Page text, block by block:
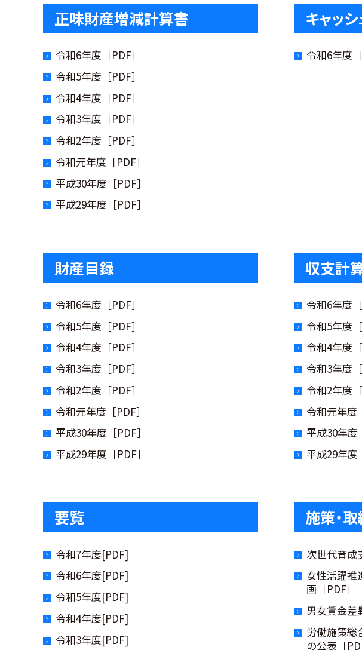
正味財産増減計算書
令和6年度［PDF］
令和5年度［PDF］
令和4年度［PDF］
令和3年度［PDF］
令和2年度［PDF］
令和元年度［PDF］
平成30年度［PDF］
平成29年度［PDF］
キャッ
令和6年度［
財産目録
令和6年度［PDF］
令和5年度［PDF］
令和4年度［PDF］
令和3年度［PDF］
令和2年度［PDF］
令和元年度［PDF］
平成30年度［PDF］
平成29年度［PDF］
収支計
令和6年度［
令和5年度［
令和4年度［
令和3年度［
令和2年度［
令和元年度
平成30年度
平成29年度
要覧
令和7年度[PDF]
令和6年度[PDF]
令和5年度[PDF]
令和4年度[PDF]
令和3年度[PDF]
施策・
次世代育成
女性活躍推
画［PDF］
男女賃金差
労働施策総
の公表［